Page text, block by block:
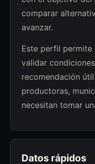
comparar
avanzar.
Este perfil
validar
recomendación
productoras,
necesitan tomar
Datos rápidos